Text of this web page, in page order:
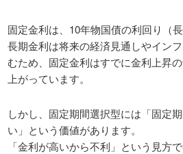
固定金利は、10年物国債の利回り（
長期金利は将来の経済見通しやイン
むため、固定金利はすでに金利上昇
上がっています。
しかし、固定期間選択型には「固定
い」という価値があります。
「金利が高いから不利」という見方